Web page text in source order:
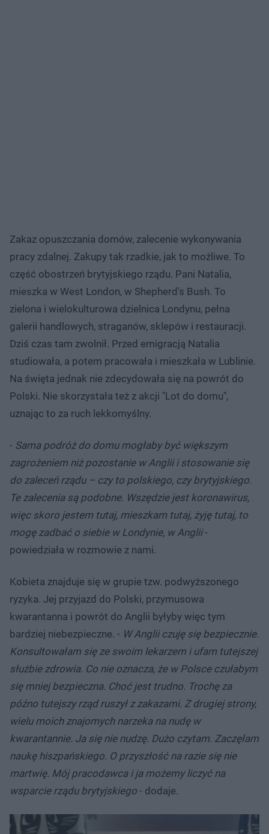
Zakaz opuszczania domów, zalecenie wykonywania
pracy zdalnej. Zakupy tak rzadkie, jak to możliwe. To
część obostrzeń brytyjskiego rządu. Pani Natalia,
mieszka w West London, w Shepherd's Bush. To
zielona i wielokulturowa dzielnica Londynu, pełna
galerii handlowych, straganów, sklepów i restauracji.
Dziś czas tam zwolnił. Przed emigracją Natalia
studiowała, a potem pracowała i mieszkała w Lublinie.
Na święta jednak nie zdecydowała się na powrót do
Polski. Nie skorzystała też z akcji "Lot do domu",
uznając to za ruch lekkomyślny.
- Sama podróż do domu mogłaby być większym
zagrożeniem niż pozostanie w Anglii i stosowanie się
do zaleceń rządu – czy to polskiego, czy brytyjskiego.
Te zalecenia są podobne. Wszędzie jest koronawirus,
więc skoro jestem tutaj, mieszkam tutaj, żyję tutaj, to
mogę zadbać o siebie w Londynie, w Anglii-
powiedziała w rozmowie z nami.
Kobieta znajduje się w grupie tzw. podwyższonego
ryzyka. Jej przyjazd do Polski, przymusowa
kwarantanna i powrót do Anglii byłyby więc tym
bardziej niebezpieczne. - W Anglii czuję się bezpiecznie.
Konsultowałam się ze swoim lekarzem i ufam tutejszej
służbie zdrowia. Co nie oznacza, że w Polsce czułabym
się mniej bezpieczna. Choć jest trudno. Trochę za
późno tutejszy rząd ruszył z zakazami. Z drugiej strony,
wielu moich znajomych narzeka na nudę w
kwarantannie. Ja się nie nudzę. Dużo czytam. Zaczęłam
naukę hiszpańskiego. O przyszłość na razie się nie
martwię. Mój pracodawca i ja możemy liczyć na
wsparcie rządu brytyjskiego - dodaje.